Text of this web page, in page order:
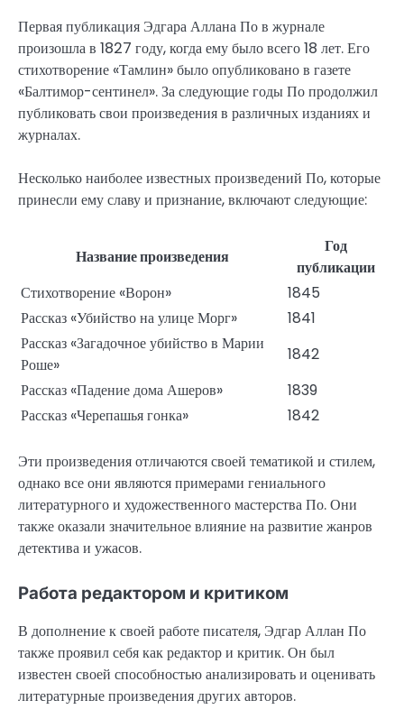
Первая публикация Эдгара Аллана По в журнале
произошла в 1827 году, когда ему было всего 18 лет. Его
стихотворение «Тамлин» было опубликовано в газете
«Балтимор-сентинел». За следующие годы По продолжил
публиковать свои произведения в различных изданиях и
журналах.
Несколько наиболее известных произведений По, которые
принесли ему славу и признание, включают следующие:
Название произведения
Год
публикации
Стихотворение «Ворон»
1845
Рассказ «Убийство на улице Морг»
1841
Рассказ «Загадочное убийство в Марии
Роше»
1842
Рассказ «Падение дома Ашеров»
1839
Рассказ «Черепашья гонка»
1842
Эти произведения отличаются своей тематикой и стилем,
однако все они являются примерами гениального
литературного и художественного мастерства По. Они
также оказали значительное влияние на развитие жанров
детектива и ужасов.
Работа редактором и критиком
В дополнение к своей работе писателя, Эдгар Аллан По
также проявил себя как редактор и критик. Он был
известен своей способностью анализировать и оценивать
литературные произведения других авторов.